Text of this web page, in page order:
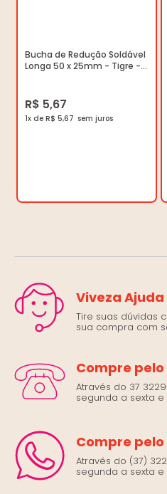
Bucha de Redução Soldável
Longa 50 x 25mm - Tigre -
R$ 5,67
1x de R$ 5,67
Viveza Ajuda
Tire suas dúvidas
sua compra com
Compre
Através do 37
segunda a sexta
Compre
Através do (37)
segunda a sexta